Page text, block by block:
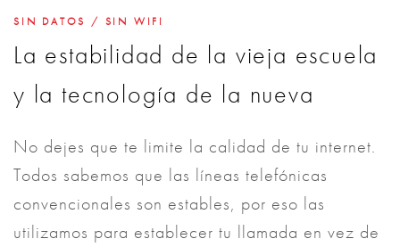
SIN DATOS / SIN WIFI
La estabilidad de la vieja escuela
y la tecnología de la nueva
No dejes que te limite la calidad de tu internet.
Todos sabemos que las líneas telefónicas
convencionales son estables, por eso las
utilizamos para establecer tu llamada en vez de